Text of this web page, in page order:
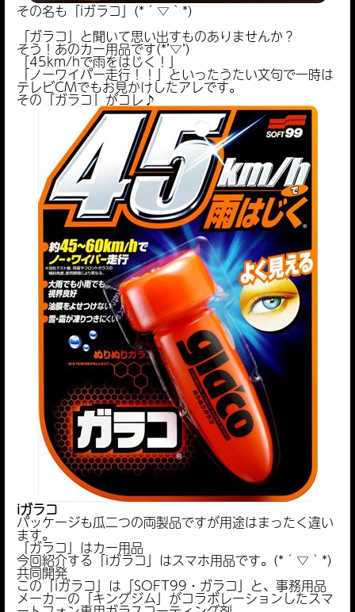
その名も「iガラコ」(*´▽｀*)
「ガラコ」と聞いて思い出すものありませんか？
そう！あのカー用品です(*’▽’)
「45km/hで雨をはじく！」
「ノーワイパー走行！！」といったうたい文句で一時は
テレビCMでもお見かけしたアレです。
その「ガラコ」がコレ♪
iガラコ
パッケージも瓜二つの両製品ですが用途はまったく違い
ます。
「ガラコ」はカー用品
今回紹介する「iガラコ」はスマホ用品です。(*´▽｀*)
共同開発
この「iガラコ」は「SOFT99・ガラコ」と、事務用品
メーカーの「キングジム」がコラボレーションしたスマ